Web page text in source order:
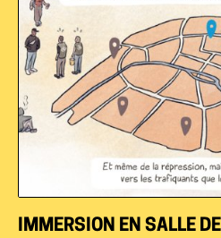
IMMERSION EN SALLE